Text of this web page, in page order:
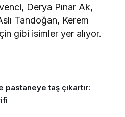
Derya Pınar Ak,
Tandoğan, Kerem
gibi isimler yer alıyor.
pastaneye taş çıkartır: